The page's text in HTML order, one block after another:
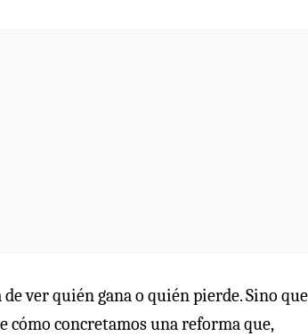
ver quién gana o quién pierde. Sino
cómo concretamos una reforma que,